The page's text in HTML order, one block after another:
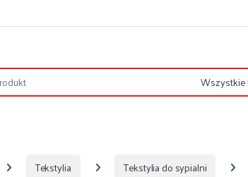
Tekstylia Tekstylia do sypialni